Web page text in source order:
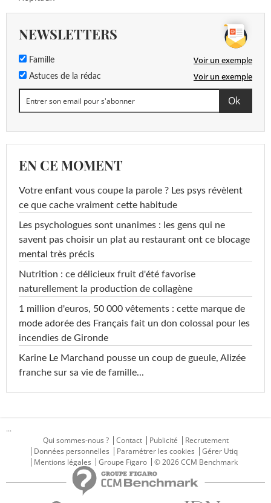
NEWSLETTERS
Famille Voir un exemple
Astuces de la rédac Voir un exemple
EN CE MOMENT
Votre enfant vous coupe la parole ? Les psys révèlent
ce que cache vraiment cette habitude
Les psychologues sont unanimes : les gens qui ne
savent pas choisir un plat au restaurant ont ce blocage
mental très précis
Nutrition : ce délicieux fruit d'été favorise
naturellement la production de collagène
1 million d'euros, 50 000 vêtements : cette marque de
mode adorée des Français fait un don colossal pour les
incendies de Gironde
Karine Le Marchand pousse un coup de gueule, Alizée
franche sur sa vie de famille...
...
Qui sommes-nous ?
Contact Publicité
Recrutement
Données personnelles
Paramétrer les cookies
Gérer Utiq
Mentions légales
Groupe Figaro © 2026 CCM Benchmark